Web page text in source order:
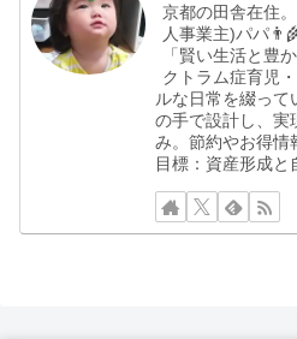
京都の田舎在住
人事業主)パパ
「賢い生活と豊
クトラム症育児
ルな日常を綴って
の手で設計し、実
み。節約やお得情
目標：資産形成と